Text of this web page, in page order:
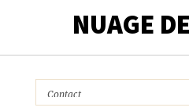
NUAGE